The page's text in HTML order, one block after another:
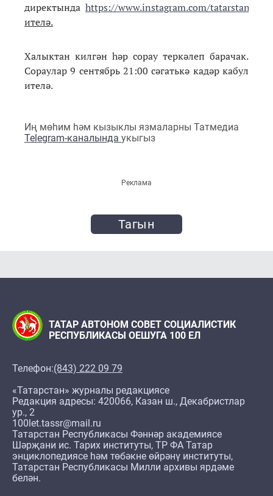
директында https://www.instagram.com/
ителә.
Халыктан килгән һәр сорау теркәлеп барачак.
Сораулар 9 сентябрь 21:00 сәгатькә кадәр кабул
ителә.
Иң мөһим һәм кызыклы язмаларны Татмедиа
Telegram-каналында укыгыз
Реклама
Тагын
ТАТАР АВТОНОМ СОВЕТ СОЦИАЛИСТИК
РЕСПУБЛИКАСЫ ОЕШУГА 100 ЕЛ
Телефон:(843) 222 09 79
«Татарстан» журналы редакциясе
Редакция адресы: 420066, Казан ш., Декабристлар
ур., 2
100let.tassr@mail.ru
Татарстан Республикасы Фәннәр академиясе
Шәрҗани ис. Тарих институты, ТР ФА Татар
энциклопедиясе һәм төбәкне өйрәнү институты,
Татарстан Республикасы Милли архивы ярдәме
белән.